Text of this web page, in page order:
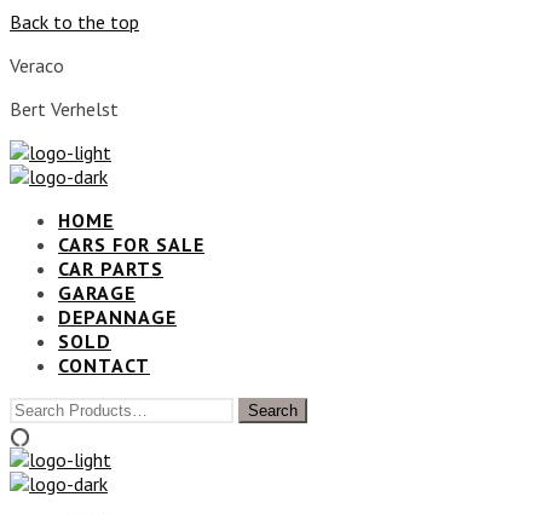
Back to the top
Veraco
Bert Verhelst
HOME
CARS FOR SALE
CAR PARTS
GARAGE
DEPANNAGE
SOLD
CONTACT